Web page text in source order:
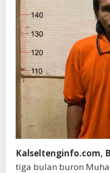
Kalseltenginfo.com,
tiga bulan buron